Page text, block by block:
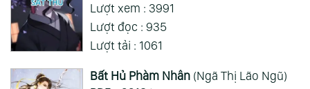
Xem Thêm
Lượt xem : 3991
Lượt đọc : 935
Lượt tải : 1061
Bất Hủ Phàm Nhân(Ngã Thị Lão Ngũ)